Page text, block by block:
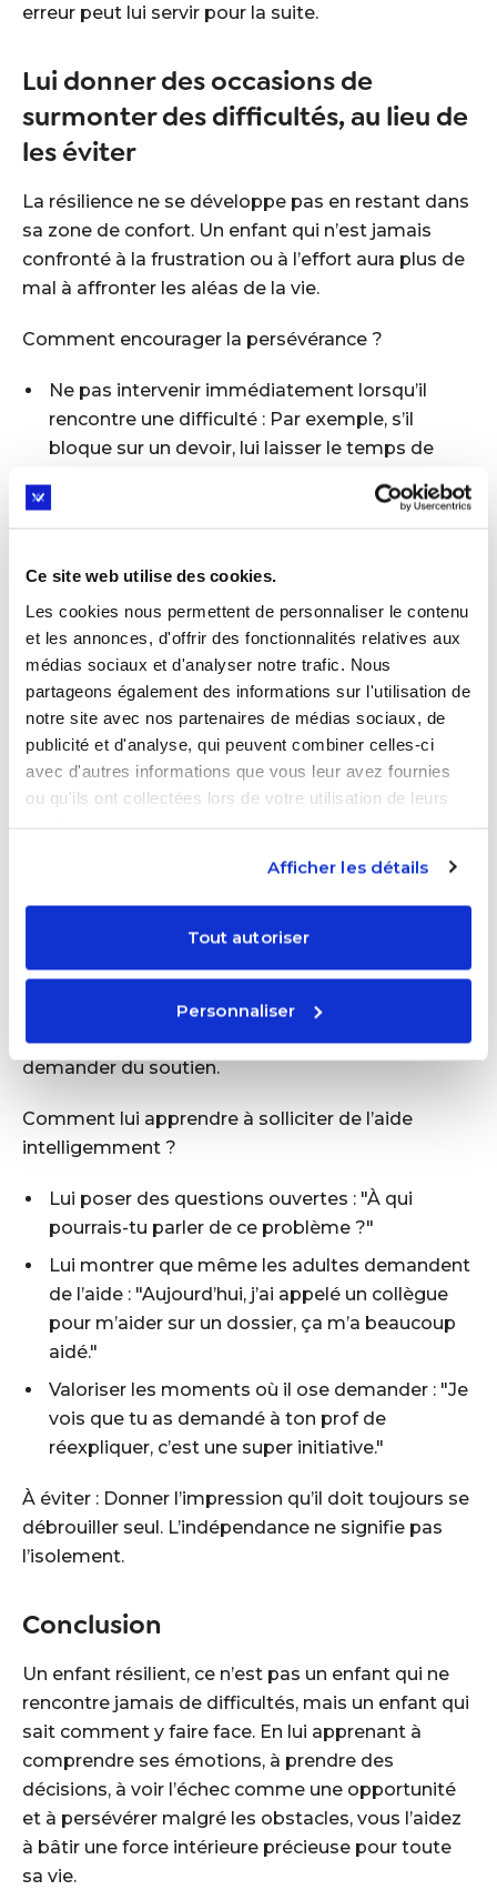
Ce site web utilise des cookies.
Les cookies nous permettent de personnaliser le contenu
et les annonces, d'offrir des fonctionnalités relatives aux
médias sociaux et d'analyser notre trafic. Nous
partageons également des informations sur l'utilisation de
notre site avec nos partenaires de médias sociaux, de
publicité et d'analyse, qui peuvent combiner celles-ci
avec d'autres informations que vous leur avez fournies
ou qu'ils ont collectées lors de votre utilisation de leurs
Afficher les détails
Tout autoriser
Personnaliser
erreur peut lui servir pour la suite.
Lui donner des occasions de
surmonter des difficultés, au lieu de
les éviter
La résilience ne se développe pas en restant dans
sa zone de confort. Un enfant qui n’est jamais
confronté à la frustration ou à l’effort aura plus de
mal à affronter les aléas de la vie.
Comment encourager la persévérance ?
Ne pas intervenir immédiatement lorsqu’il
rencontre une difficulté : Par exemple, s’il
bloque sur un devoir, lui laisser le temps de
Encourager les activités qui demandent de la
un sport, jardiner… Toutes ces expériences
l’habituent à gérer l’effort sur le long terme.
Mettre en place des petits défis progressifs :
"Cette semaine, ton défi est de demander seul
un renseignement à un adulte."
À éviter : Surprotéger ou éviter tout inconfort. Il
vaut mieux que l’enfant apprenne à gérer des
petits stress maintenant, plutôt que d’être
Être un modèle de résilience
une faiblesse Un enfant résilient ne signifie pas un
enfant qui affronte tout seul toutes les difficultés.
La vraie force, c’est de savoir quand et comment
demander du soutien.
Comment lui apprendre à solliciter de l’aide
intelligemment ?
Lui poser des questions ouvertes : "À qui
pourrais-tu parler de ce problème ?"
Lui montrer que même les adultes demandent
de l’aide : "Aujourd’hui, j’ai appelé un collègue
pour m’aider sur un dossier, ça m’a beaucoup
aidé."
Valoriser les moments où il ose demander : "Je
vois que tu as demandé à ton prof de
réexpliquer, c’est une super initiative."
À éviter : Donner l’impression qu’il doit toujours se
débrouiller seul. L’indépendance ne signifie pas
l’isolement.
Conclusion
Un enfant résilient, ce n’est pas un enfant qui ne
rencontre jamais de difficultés, mais un enfant qui
sait comment y faire face. En lui apprenant à
comprendre ses émotions, à prendre des
décisions, à voir l’échec comme une opportunité
et à persévérer malgré les obstacles, vous l’aidez
à bâtir une force intérieure précieuse pour toute
sa vie.